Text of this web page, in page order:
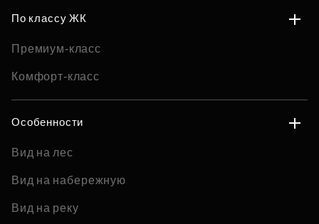
По классу ЖК
Премиум-класс
Комфорт-класс
Особенности
Вид на лес
Вид на набережную
Вид на реку